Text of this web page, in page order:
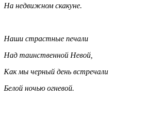
На недвижном скакуне.
Наши страстные печали
Над таинственной Невой,
Как мы черный день встречали
Белой ночью огневой.